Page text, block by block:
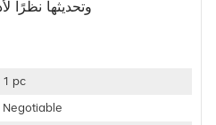
1 pc
Negotiable